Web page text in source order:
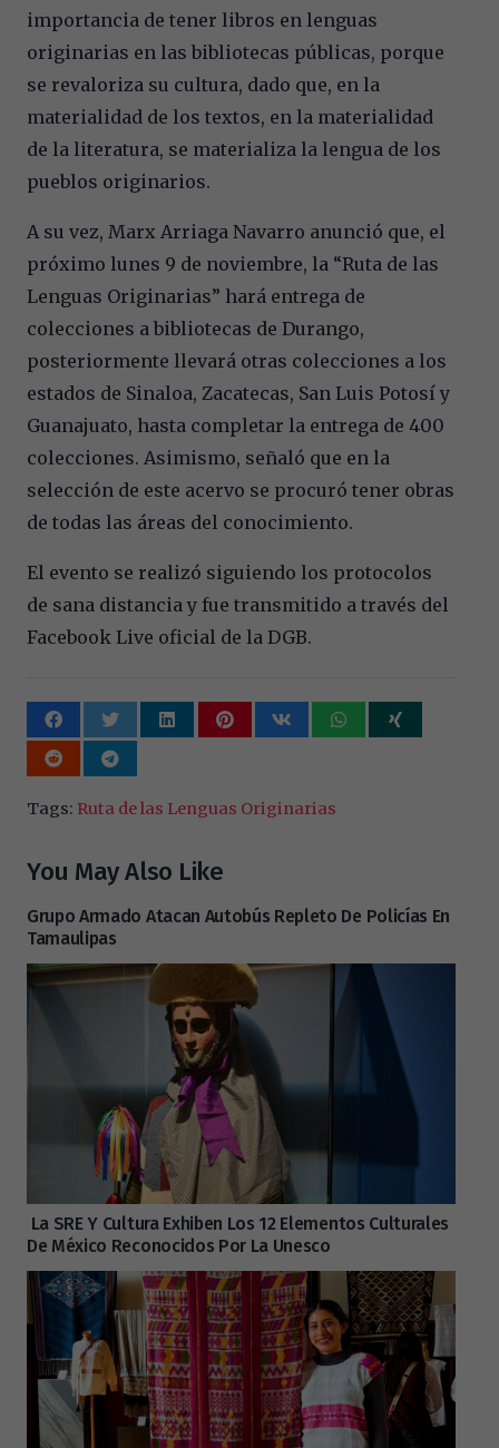
importancia de tener libros en lenguas
originarias en las bibliotecas públicas, porque
se revaloriza su cultura, dado que, en la
materialidad de los textos, en la materialidad
de la literatura, se materializa la lengua de los
pueblos originarios.
A su vez, Marx Arriaga Navarro anunció que, el
próximo lunes 9 de noviembre, la “Ruta de las
Lenguas Originarias” hará entrega de
colecciones a bibliotecas de Durango,
posteriormente llevará otras colecciones a los
estados de Sinaloa, Zacatecas, San Luis Potosí y
Guanajuato, hasta completar la entrega de 400
colecciones. Asimismo, señaló que en la
selección de este acervo se procuró tener obras
de todas las áreas del conocimiento.
El evento se realizó siguiendo los protocolos
de sana distancia y fue transmitido a través del
Facebook Live oficial de la DGB.
Tags: Ruta de las Lenguas Originarias
You May Also Like
Grupo Armado Atacan Autobús Repleto De Policías En
Tamaulipas
La SRE Y Cultura Exhiben Los 12 Elementos Culturales
De México Reconocidos Por La Unesco